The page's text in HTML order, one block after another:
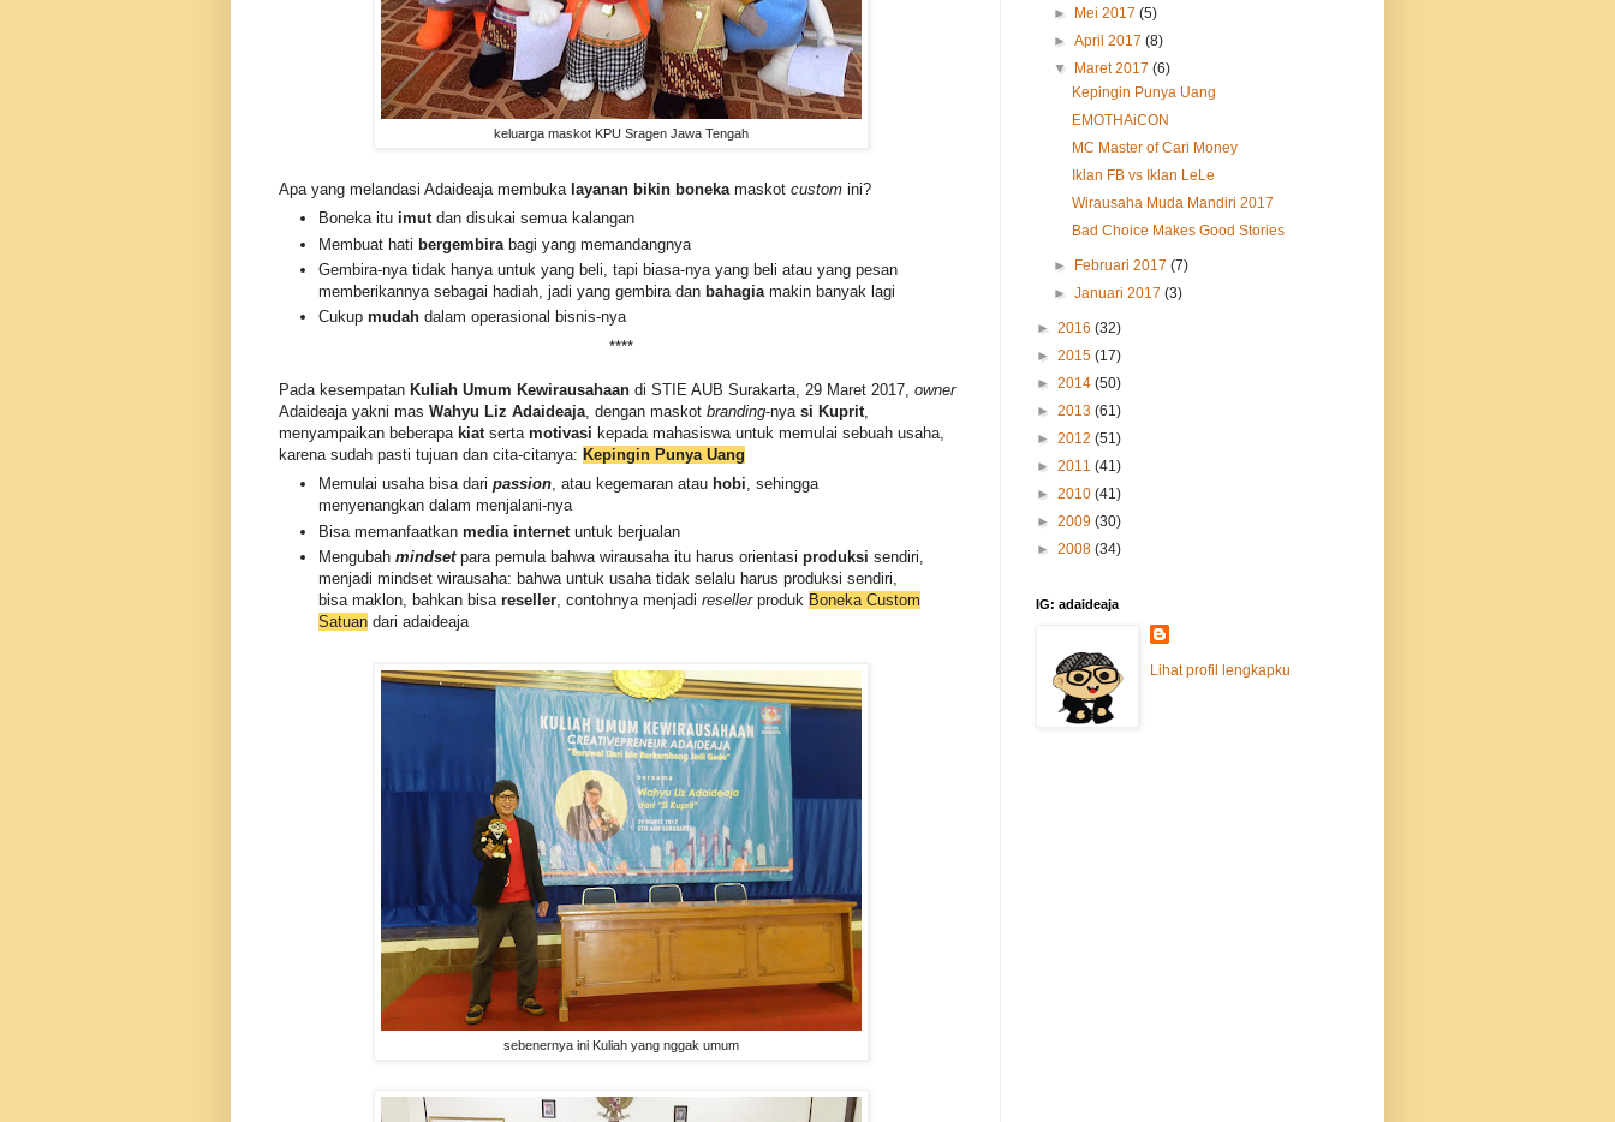
keluarga maskot KPU Sragen Jawa Tengah
Apa yang melandasi Adaideaja membuka layanan bikin boneka maskot custom ini?
Boneka itu imut dan disukai semua kalangan
Membuat hati bergembira bagi yang memandangnya
Gembira-nya tidak hanya untuk yang beli, tapi biasa-nya yang beli atau yang pesan
memberikannya sebagai hadiah, jadi yang gembira dan bahagia makin banyak lagi
Cukup mudah dalam operasional bisnis-nya
****
Pada kesempatan Kuliah Umum Kewirausahaan di STIE AUB Surakarta, 29 Maret 2017, owner
Adaideaja yakni mas Wahyu Liz Adaideaja , dengan maskot branding-nya si Kuprit
menyampaikan beberapa kiat serta motivasi kepada mahasiswa untuk memulai sebuah usaha,
karena sudah pasti tujuan dan cita-citanya: Kepingin Punya Uang
Memulai usaha bisa dari passion, atau kegemaran atau hobi, sehingga
menyenangkan dalam menjalani-nya
Bisa memanfaatkan media internet untuk berjualan
Mengubah mindset para pemula bahwa wirausaha itu harus orientasi produksi sendiri,
menjadi mindset wirausaha: bahwa untuk usaha tidak selalu harus produksi sendiri,
bisa maklon, bahkan bisa reseller , contohnya menjadi reseller produk Boneka Custom
Satuan dari adaideaja
sebenernya ini Kuliah yang nggak umum
► Mei 2017(5)
►April 2017(8)
▼ Maret 2017(6)
Kepingin Punya Uang
EMOTHAiCON
MC Master of Cari Money
Iklan FB vs Iklan LeLe
Wirausaha Muda Mandiri 2017
Bad Choice Makes Good Stories
► Februari 2017(7)
►Januari 2017(3)
► 2016 (32)
► 2015 (17)
► 2014 (50)
► 2013 (61)
► 2012 (51)
► 2011 (41)
► 2010 (41)
► 2009 (30)
► 2008 (34)
IG: adaideaja
Lihat profil lengkapku